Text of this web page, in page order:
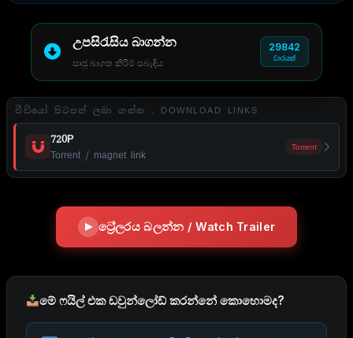
උපසිරැසිය බාගන්න
සෘජු බාගත කිරීම් සබැඳිය
29842
වාරයක්
වීඩියෝ පිටපත් ලබා ගන්න . DOWNLOAD LINKS
720P
Torrent / magnet link
Torrent
ට්‍රේලරය බලන්න / Watch Trailer
මේ ෆයිල් එක ඩවුන්ලෝඩ් කරන්නේ කොහොමද?